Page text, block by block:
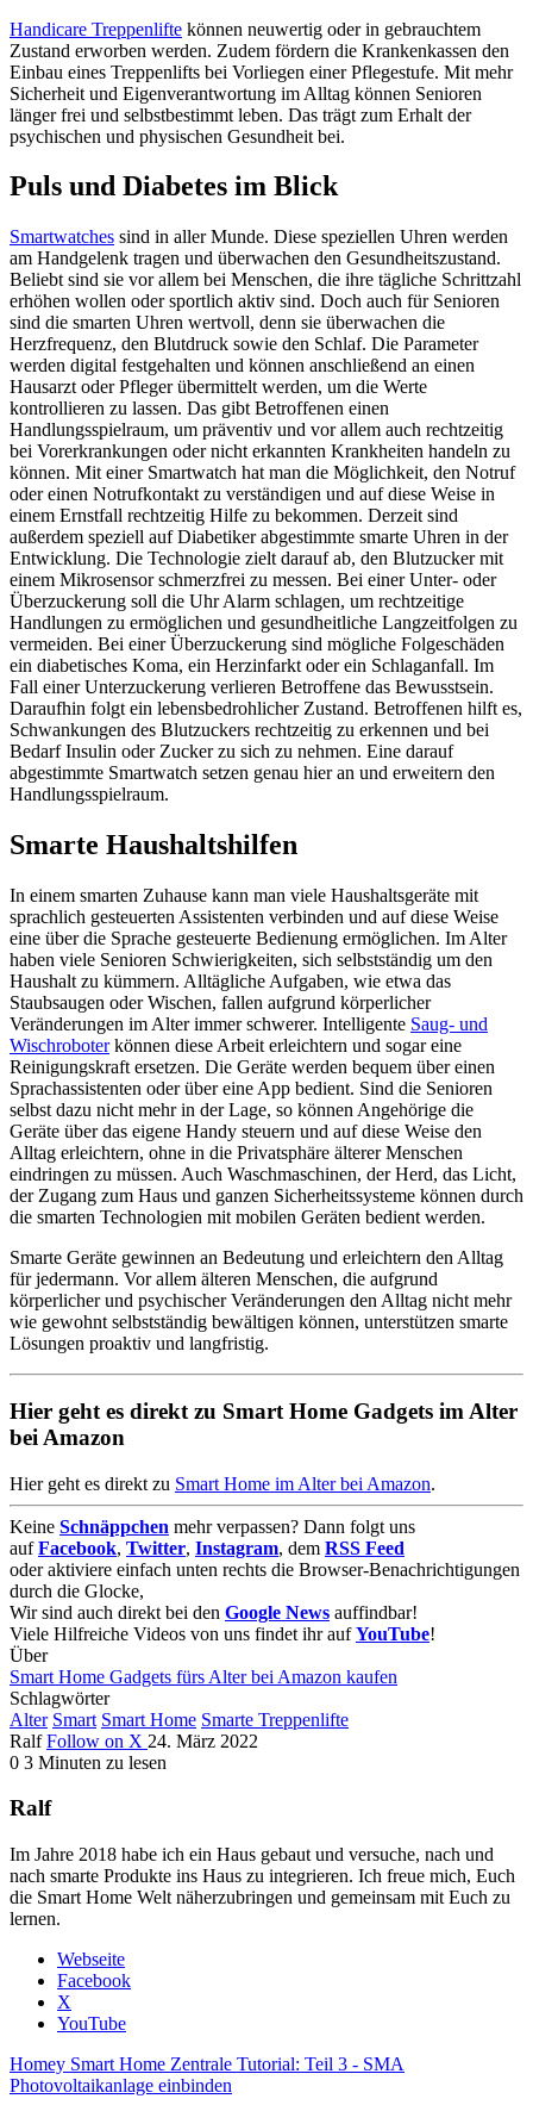
Handicare Treppenlifte können neuwertig oder in gebrauchtem
Zustand erworben werden. Zudem fördern die Krankenkassen den
Einbau eines Treppenlifts bei Vorliegen einer Pflegestufe. Mit mehr
Sicherheit und Eigenverantwortung im Alltag können Senioren
länger frei und selbstbestimmt leben. Das trägt zum Erhalt der
psychischen und physischen Gesundheit bei.
Puls und Diabetes im Blick
Smartwatches sind in aller Munde. Diese speziellen Uhren werden
am Handgelenk tragen und überwachen den Gesundheitszustand.
Beliebt sind sie vor allem bei Menschen, die ihre tägliche Schrittzahl
erhöhen wollen oder sportlich aktiv sind. Doch auch für Senioren
sind die smarten Uhren wertvoll, denn sie überwachen die
Herzfrequenz, den Blutdruck sowie den Schlaf. Die Parameter
werden digital festgehalten und können anschließend an einen
Hausarzt oder Pfleger übermittelt werden, um die Werte
kontrollieren zu lassen. Das gibt Betroffenen einen
Handlungsspielraum, um präventiv und vor allem auch rechtzeitig
bei Vorerkrankungen oder nicht erkannten Krankheiten handeln zu
können. Mit einer Smartwatch hat man die Möglichkeit, den Notruf
oder einen Notrufkontakt zu verständigen und auf diese Weise in
einem Ernstfall rechtzeitig Hilfe zu bekommen. Derzeit sind
außerdem speziell auf Diabetiker abgestimmte smarte Uhren in der
Entwicklung. Die Technologie zielt darauf ab, den Blutzucker mit
einem Mikrosensor schmerzfrei zu messen. Bei einer Unter- oder
Überzuckerung soll die Uhr Alarm schlagen, um rechtzeitige
Handlungen zu ermöglichen und gesundheitliche Langzeitfolgen zu
vermeiden. Bei einer Überzuckerung sind mögliche Folgeschäden
ein diabetisches Koma, ein Herzinfarkt oder ein Schlaganfall. Im
Fall einer Unterzuckerung verlieren Betroffene das Bewusstsein.
Daraufhin folgt ein lebensbedrohlicher Zustand. Betroffenen hilft es,
Schwankungen des Blutzuckers rechtzeitig zu erkennen und bei
Bedarf Insulin oder Zucker zu sich zu nehmen. Eine darauf
abgestimmte Smartwatch setzen genau hier an und erweitern den
Handlungsspielraum.
Smarte Haushaltshilfen
In einem smarten Zuhause kann man viele Haushaltsgeräte mit
sprachlich gesteuerten Assistenten verbinden und auf diese Weise
eine über die Sprache gesteuerte Bedienung ermöglichen. Im Alter
haben viele Senioren Schwierigkeiten, sich selbstständig um den
Haushalt zu kümmern. Alltägliche Aufgaben, wie etwa das
Staubsaugen oder Wischen, fallen aufgrund körperlicher
Veränderungen im Alter immer schwerer. Intelligente Saug- und
Wischroboterkönnen diese Arbeit erleichtern und sogar eine
Reinigungskraft ersetzen. Die Geräte werden bequem über einen
Sprachassistenten oder über eine App bedient. Sind die Senioren
selbst dazu nicht mehr in der Lage, so können Angehörige die
Geräte über das eigene Handy steuern und auf diese Weise den
Alltag erleichtern, ohne in die Privatsphäre älterer Menschen
eindringen zu müssen. Auch Waschmaschinen, der Herd, das Licht,
der Zugang zum Haus und ganzen Sicherheitssysteme können durch
die smarten Technologien mit mobilen Geräten bedient werden.
Smarte Geräte gewinnen an Bedeutung und erleichtern den Alltag
für jedermann. Vor allem älteren Menschen, die aufgrund
körperlicher und psychischer Veränderungen den Alltag nicht mehr
wie gewohnt selbstständig bewältigen können, unterstützen smarte
Lösungen proaktiv und langfristig.
Hier geht es direkt zu Smart Home Gadgets im Alter
bei Amazon
Hier geht es direkt zu Smart Home im Alter bei Amazon.
Keine Schnäppchen mehr verpassen? Dann folgt uns
aufFacebook, Twitter, Instagram, dem RSS Feed
oder aktiviere einfach unten rechts die Browser-Benachrichtigungen
durch die Glocke,
Wir sind auch direkt bei den Google News auffindbar!
Viele Hilfreiche Videos von uns findet ihr aufYouTube!
Über
Smart Home Gadgets fürs Alter bei Amazon kaufen
Schlagwörter
Alter Smart Smart Home Smarte Treppenlifte
Ralf Follow on X 24. März 2022
0 3 Minuten zu lesen
Ralf
Im Jahre 2018 habe ich ein Haus gebaut und versuche, nach und
nach smarte Produkte ins Haus zu integrieren. Ich freue mich, Euch
die Smart Home Welt näherzubringen und gemeinsam mit Euch zu
lernen.
Webseite
Facebook
X
YouTube
Homey Smart Home Zentrale Tutorial: Teil 3 - SMA
Photovoltaikanlage einbinden